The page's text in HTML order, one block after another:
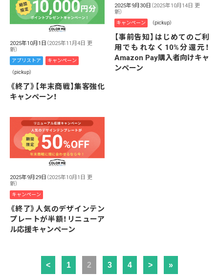
2025年10月1日 （2025年11月4日 更
新）
アプリストア キャンペーン
（pickup）
《終了》【年末商戦】集客強化
キャンペーン！
2025年9月30日 （2025年10月14日 更
新）
キャンペーン （pickup）
【事前告知】はじめてのご利
用でもれなく10%分還元！
Amazon Pay購入者向けキャ
ンペーン
2025年9月29日 （2025年10月1日 更
新）
キャンペーン
《終了》人気のデザインテン
プレートが半額！リニューア
ル応援キャンペーン
< 1 2 3 4 > »